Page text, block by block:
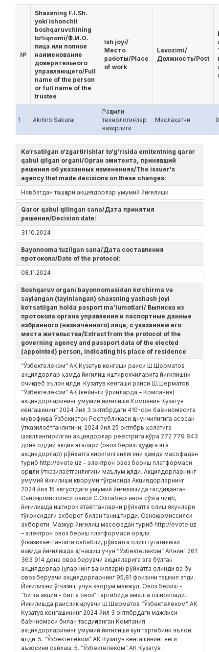
№
Shaxsning F.I.Sh.
yoki ishonchli
boshqaruvchining
to‘liqnomi/Ф.И.О.
лица или полное
наименование
доверительного
управляющего/Full
name of the person
or full name of the
trustee
Ish joyi/
Место
работы/Place
of work
Lavozimi/
Должность/Post
1 Akihiro Sakurai
Рақамли
технологиялар
вазирлиги
Маслаҳатчи 0
Ko‘rsatilgan o‘zgartirishlar to‘g‘risida emitentning qaror
qabul qilgan organi/Орган эмитента, принявший
решения об указанных изменениях/The issuer's
agency that made decisions on these changes:
Навбатдан ташқари акциядорлар умумий йиғилиши
Qaror qabul qilingan sana/Дата принятия
решения/Decision date:
31.10.2024
Bayonnoma tuzilgan sana/Дата составления
протокола/Date of the protocol:
08.11.2024
Boshqaruv organi bayonnomasidan ko‘chirma va
saylangan (tayinlangan) shaxsning yashash joyi
ko‘rsatilgan holda pasport ma’lumotlari/ Выписка из
протокола органа управления и паспортные данные
избранного (назначенного) лица, с указанием его
места жительства/Extract from the protocol of the
governing agency and passport data of the elected
(appointed) person, indicating his place of residence
“Ўзбектелеком” АК Кузатув кенгаши раиси Ш.Шерматов
акциядорлар ҳамда йиғилиш иштирокчиларига йиғилишни
очиқ деб эълон қилди. Кузатув кенгаши раиси Ш.Шерматов
“Ўзбектелеком” АК (кейинги ўринларда – Компания)
акциядорларининг умумий йиғилиши Компания Кузатув
кенгашининг 2024 йил 3 октябрдаги 410-сон баённомасига
мувофиқ ва Ўзбекистон Республикаси қонунчилигига асосан
ўтказилаётганлигини, 2024 йил 25 октябрь ҳолатига
шакллантирилган акциядорлар реестрига кўра 272 779 843
дона оддий акция эгалари (овоз бериш ҳуқуқига эга
акциядорлар) рўйхатга киритилганлигини ҳамда масофадан
туриб http://evote.uz – электрон овоз бериш платформаси
орқали ўтказилаётганлигини маълум қилди. Акциядорларнинг
умумий йиғилиши кворуми тўғрисида Акциядорларнинг
2024 йил 15 августдаги умумий йиғилишида тасдиқланган
Саноқ комиссияси раиси С.Оллаберганов сўзга чиқиб,
йиғилишда иштирок этаётганларни рўйхатга олиш якунлари
тўғрисидаги ахборот билан таништирди. Саноқ комиссияси
ахбороти. Мазкур йиғилиш масофадан туриб http://evote.uz
– электрон овоз бериш платформаси орқали
ўтказилаётганлиги сабабли, рўйхатга олиш тугатилиши
вақтида йиғилишда қатнашиш учун “Ўзбектелеком” АКнинг 261
363 914 дона овоз берувчи акцияларига эга бўлган
акциядорлар (уларнинг вакиллари) рўйхатга олинди ва бу
овоз берувчи акциядорларнинг 95,81 фоизини ташкил этди.
Йиғилишни ўтказиш учун кворум мавжуд. Овоз бериш -
“битта акция - битта овоз” тартибида амалга оширилади.
Йиғилишда раислик қилувчи Ш.Шерматов “Ўзбектелеком” АК
Кузатув кенгашининг 2024 йил 3 октябрдаги мажлиси
баённомаси билан тасдиқланган Компания
акциядорларининг умумий йиғилиши кун тартибини эълон
қилди: 5. “Ўзбектелеком” АК Кузатув кенгашининг янги
аъзосини сайлаш. 5. “Ўзбектелеком” АК Кузатув